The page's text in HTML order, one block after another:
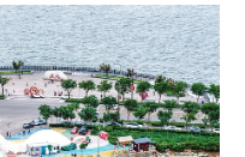
全球连线 教育
量子 体育
健康 军事